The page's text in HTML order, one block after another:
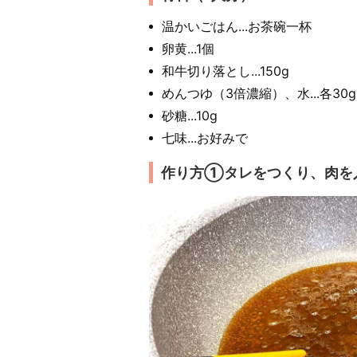
温かいごはん...お茶碗一杯
卵黄...1個
和牛切り落とし...150g
めんつゆ（3倍濃縮）、水...各30g
砂糖...10g
七味...お好みで
作り方①タレをつくり、肉を